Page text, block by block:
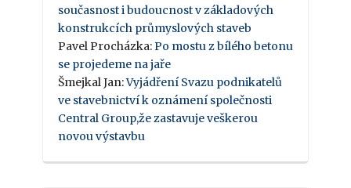
současnost i budoucnost v základových
konstrukcích průmyslových staveb
Pavel Procházka: Po mostu z bílého betonu
se projedeme na jaře
Šmejkal Jan:Vyjádření Svazu podnikatelů
ve stavebnictví k oznámení společnosti
Central Group,že zastavuje veškerou
novou výstavbu